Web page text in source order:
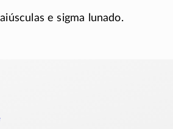
e sigma lunado.